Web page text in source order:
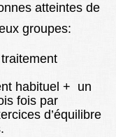
atteintes de
groupes:
habituel + un
fois par
d’équilibre